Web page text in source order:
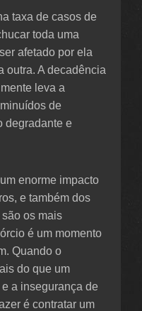
taxa de casos de
toda uma
afetado por ela
outra. A decadência
leva a
de
degradante e
enorme impacto
e também dos
os mais
é um momento
Quando o
do que um
a insegurança de
é contratar um